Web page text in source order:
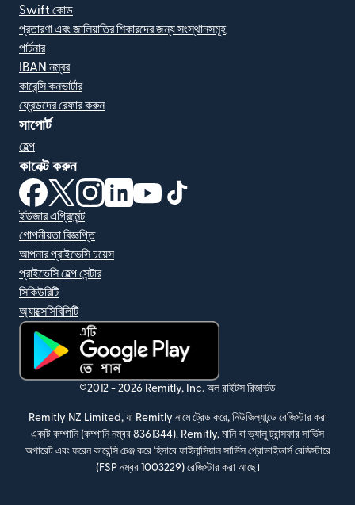
Swift কোড
প্রতারণা এবং জালিয়াতির শিকারদের জন্য সংস্থানসমূহ
পার্টনার
IBAN নম্বর
কারেন্সি কনভার্টার
ফ্রেন্ডদের রেফার করুন
সাপোর্ট
হেল্প
কানেক্ট করুন
(নতুন উইন্ডোতে খুলবে)
(নতুন উইন্ডোতে খুলবে)
(নতুন উইন্ডোতে খুলবে)
(নতুন উইন্ডোতে খুলবে)
(নতুন উইন্ডোতে খুলবে)
ইউজার এগ্রিমেন্ট
গোপনীয়তা বিজ্ঞপ্তি
আপনার প্রাইভেসি চয়েস
প্রাইভেসি হেল্প সেন্টার
সিকিউরিটি
অ্যাক্সেসিবিলিটি
(নতুন উইন্ডোতে খুলবে)
©2012 - 2026 Remitly, Inc. অল রাইটস রিজার্ভড
Remitly NZ Limited, যা Remitly নামে ট্রেড করে, নিউজিল্যান্ডে রেজিস্টার করা
একটি কম্পানি (কম্পানি নম্বর 8361344). Remitly, মানি বা ভ্যালু ট্রান্সফার সার্ভিস
অপারেট এবং ফরেন কারেন্সি চেঞ্জ করে হিসাবে ফাইনান্সিয়াল সার্ভিস প্রোভাইডার্স রেজিস্টারে
(FSP নম্বর 1003229) রেজিস্টার করা আছে।